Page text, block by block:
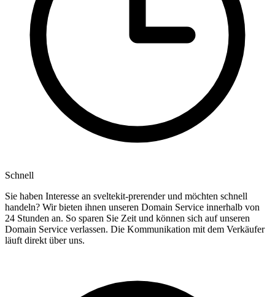
Schnell
Sie haben Interesse an sveltekit-prerender und möchten schnell
handeln? Wir bieten ihnen unseren Domain Service innerhalb von
24 Stunden an. So sparen Sie Zeit und können sich auf unseren
Domain Service verlassen. Die Kommunikation mit dem Verkäufer
läuft direkt über uns.